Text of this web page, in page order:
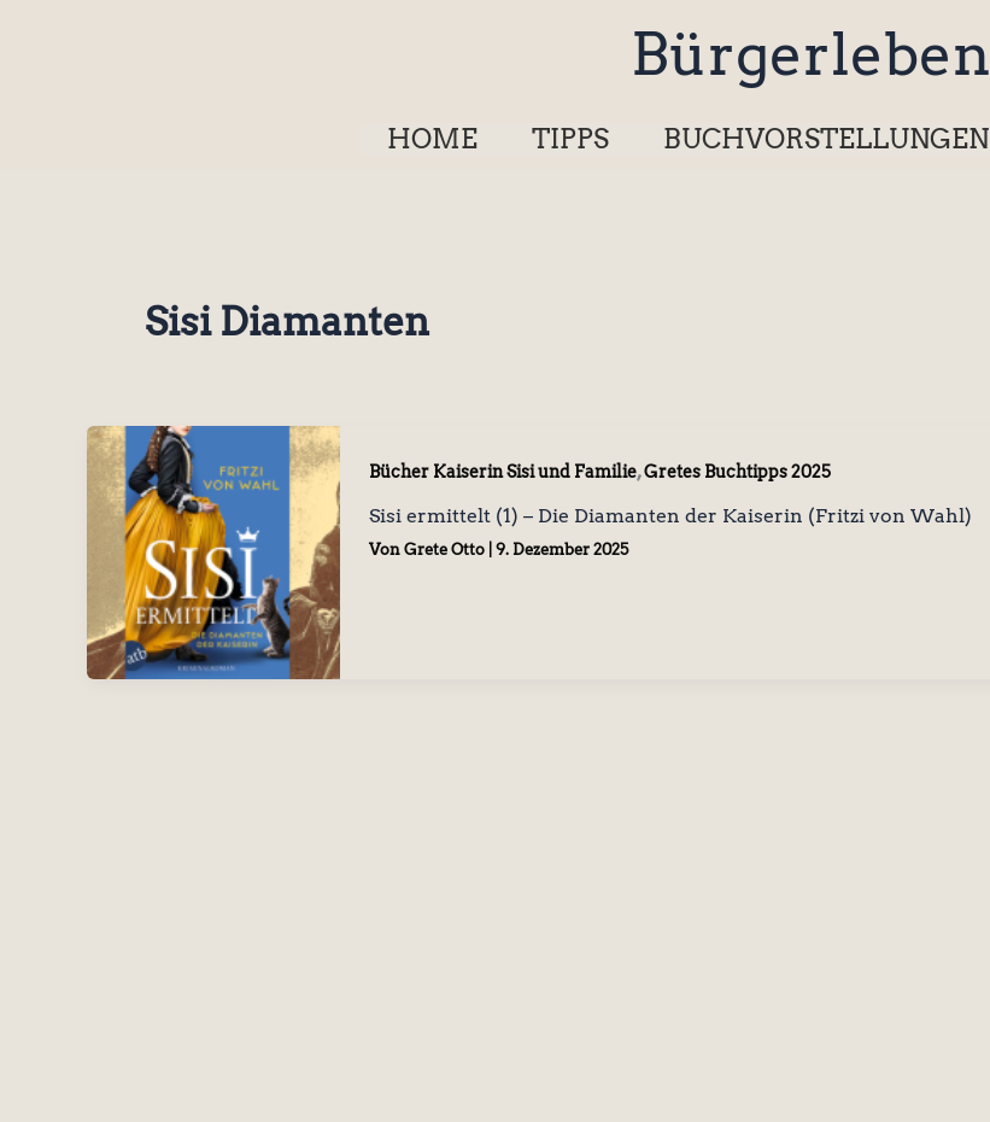
Bürgerleben
HOME TIPPS BUCHVORSTELLUNGEN
Sisi Diamanten
Bücher Kaiserin Sisi und Familie,Gretes Buchtipps 2025
Sisi ermittelt (1) – Die Diamanten der Kaiserin (Fritzi von Wahl)
Von Grete Otto 9. Dezember 2025